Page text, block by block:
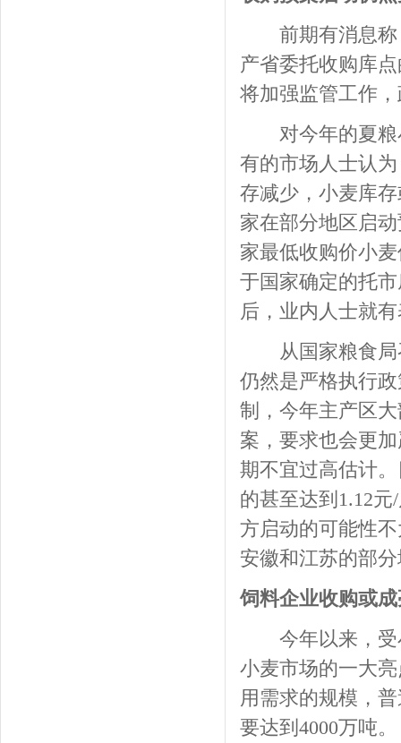
前期有消息称
产省委托收购库
将加强监管工作
对今年的夏粮
有的市场人士认
存减少，小麦库
家在部分地区启
家最低收购价小
于国家确定的托
后，业内人士就
从国家粮食局
仍然是严格执行
制，今年主产区
案，要求也会更
期不宜过高估计
的甚至达到1.12
方启动的可能性
安徽和江苏的部
饲料企业收购或
今年以来，受
小麦市场的一大
用需求的规模，
要达到4000万吨。